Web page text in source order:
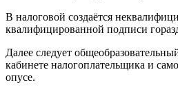
В налоговой создаётся
квалифицированной подписи
Далее следует
кабинете налогоплательщика и
опусе.